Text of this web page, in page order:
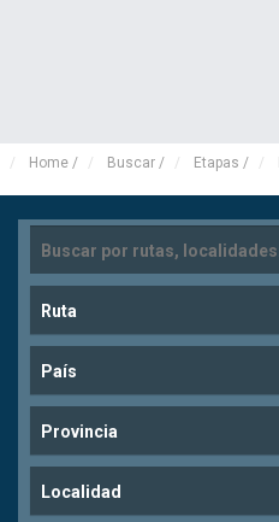
Home / Buscar / Etapas /
Ruta
País
Provincia
Localidad